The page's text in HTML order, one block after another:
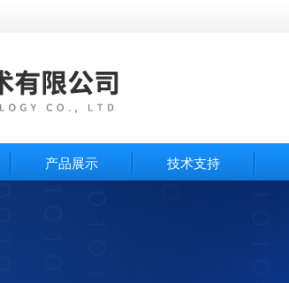
产品展示 技术支持